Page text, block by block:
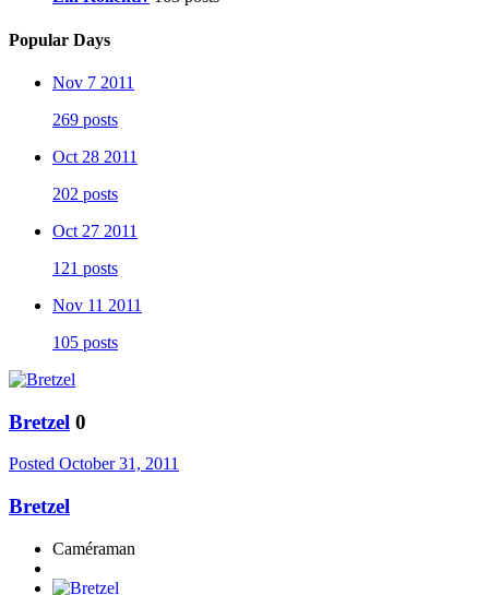
Popular Days
Nov 7 2011
269 posts
Oct 28 2011
202 posts
Oct 27 2011
121 posts
Nov 11 2011
105 posts
Bretzel 0
Posted October 31, 2011
Bretzel
Caméraman